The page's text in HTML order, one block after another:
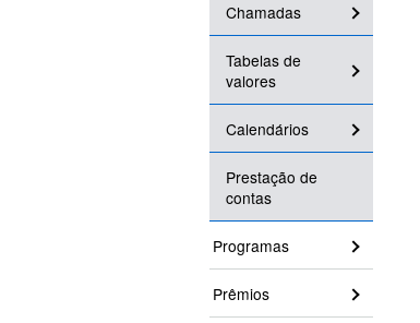
Chamadas
Tabelas de
valores
Calendários
Prestação de
contas
Programas
Prêmios